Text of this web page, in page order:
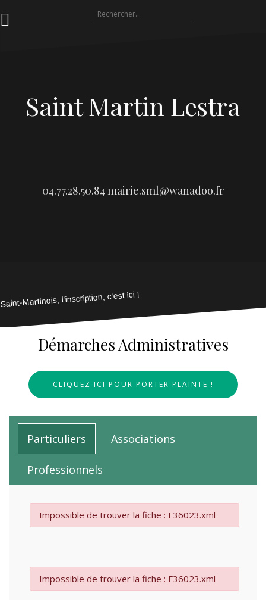
au
Rechercher :
Saint Martin Lestra
04.77.28.50.84 mairie.sml@wanadoo.fr
Saint-Martinois, l'inscription, c'est ici !
Démarches Administratives
CLIQUEZ ICI POUR PORTER PLAINTE !
Particuliers Associations
Professionnels
Impossible de trouver la fiche : F36023.xml
Impossible de trouver la fiche : F36023.xml